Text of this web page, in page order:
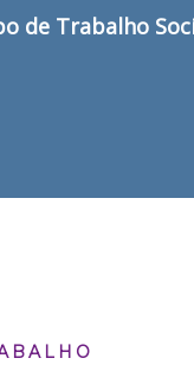
de Trabalho